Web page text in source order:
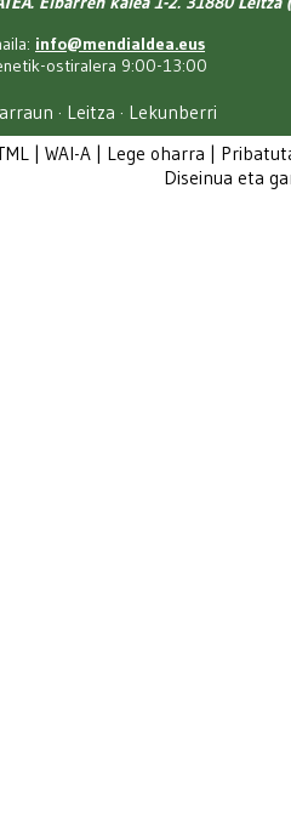
info@mendialdea.eus
ostiralera 9:00-13:00
· Leitza · Lekunberri
WAI-A Lege oharra
Diseinua eta